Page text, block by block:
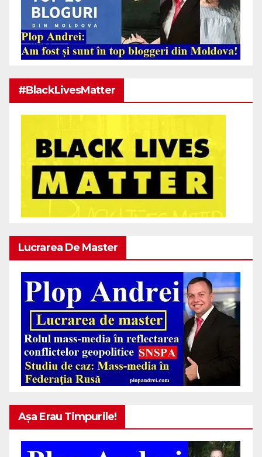
#BlackLivesMatter
Lucrarea De Master
Așa Erau Timpurile!